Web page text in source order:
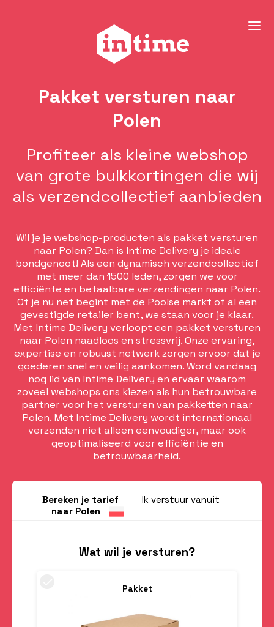
Pakket versturen naar
Polen
Profiteer als kleine webshop
van grote bulkkortingen die wij
als verzendcollectief aanbieden
Wil je je webshop-producten als pakket versturen
naar Polen? Dan is Intime Delivery je ideale
bondgenoot! Als een dynamisch verzendcollectief
met meer dan 1500 leden, zorgen we voor
efficiënte en betaalbare verzendingen naar Polen.
Of je nu net begint met de Poolse markt of al een
gevestigde retailer bent, we staan voor je klaar.
Met Intime Delivery verloopt een pakket versturen
naar Polen naadloos en stressvrij. Onze ervaring,
expertise en robuust netwerk zorgen ervoor dat je
goederen snel en veilig aankomen. Word vandaag
nog lid van Intime Delivery en ervaar waarom
zoveel webshops ons kiezen als hun betrouwbare
partner voor het versturen van pakketten naar
Polen. Met Intime Delivery wordt internationaal
verzenden niet alleen eenvoudiger, maar ook
geoptimaliseerd voor efficiëntie en
betrouwbaarheid.
Bereken je tarief
naar Polen
Ik verstuur vanuit
Wat wil je versturen?
Pakket